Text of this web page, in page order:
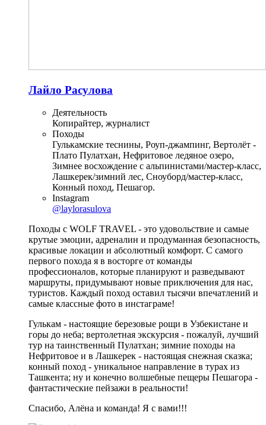
Лайло Расулова
Деятельность
Копирайтер, журналист
Походы
Гулькамские теснины, Роуп-джампинг, Вертолёт -
Плато Пулатхан, Нефритовое ледяное озеро,
Зимнее восхождение с альпинистами/мастер-класс,
Лашкерек/зимний лес, Сноуборд/мастер-класс,
Конный поход, Пешагор.
Instagram
@laylorasulova
Походы с WOLF TRAVEL - это удовольствие и самые
крутые эмоции, адреналин и продуманная безопасность,
красивые локации и абсолютный комфорт. С самого
первого похода я в восторге от команды
профессионалов, которые планируют и разведывают
маршруты, придумывают новые приключения для нас,
туристов. Каждый поход оставил тысячи впечатлений и
самые классные фото в инстаграме!
Гулькам - настоящие березовые рощи в Узбекистане и
горы до неба; вертолетная экскурсия - пожалуй, лучший
тур на таинственный Пулатхан; зимние походы на
Нефритовое и в Лашкерек - настоящая снежная сказка;
конный поход - уникальное направление в турах из
Ташкента; ну и конечно волшебные пещеры Пешагора -
фантастические пейзажи в реальности!
Спасибо, Алёна и команда! Я с вами!!!